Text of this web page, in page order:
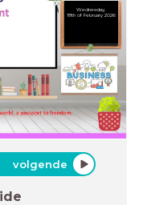
Wednesday,
18th of February 2026
volgende